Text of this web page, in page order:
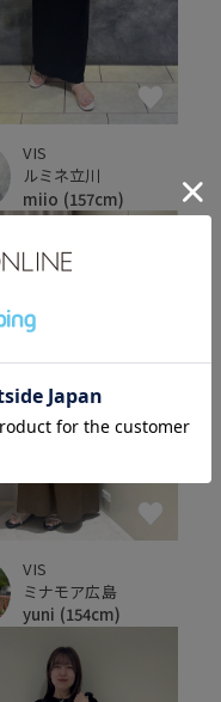
VIS
ルミネ立川
miio (157cm)
VIS
ミナモア広島
yuni (154cm)